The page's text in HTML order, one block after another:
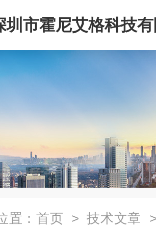
圳市霍尼艾格科技
置： 首页 > 技术文章